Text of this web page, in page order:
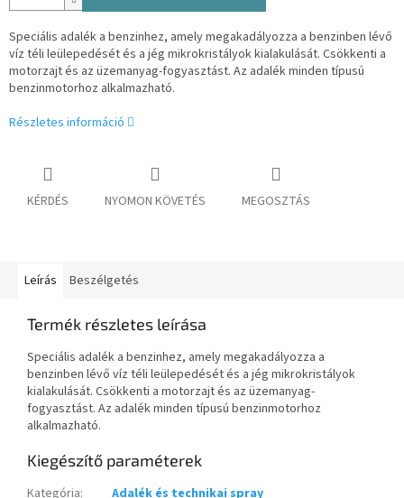
Speciális adalék a benzinhez, amely megakadályozza a benzinben lévő
víz téli leülepedését és a jég mikrokristályok kialakulását. Csökkenti a
motorzajt és az üzemanyag-fogyasztást. Az adalék minden típusú
benzinmotorhoz alkalmazható.
Részletes információ
KÉRDÉS NYOMON KÖVETÉS MEGOSZTÁS
Leírás Beszélgetés
Termék részletes leírása
Speciális adalék a benzinhez, amely megakadályozza a
benzinben lévő víz téli leülepedését és a jég mikrokristályok
kialakulását. Csökkenti a motorzajt és az üzemanyag-
fogyasztást. Az adalék minden típusú benzinmotorhoz
alkalmazható.
Kiegészítő paraméterek
Kategória:
Adalék és technikai spray